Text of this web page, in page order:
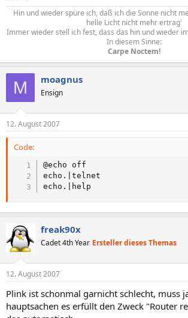
Hin und wieder spüre ich, daß ich die Sonne nicht
helle Licht nicht mehr ertrag'
Immer wieder stell ich fest, dass das hin und wieder
In diesem Sinne:
Carpe Noctem!
M moagnus
Ensign
12. August 2007
Code:
@echo off
echo.|telnet
echo.|help
freak90x
Cadet 4th Year Ersteller dieses Themas
12. August 2007
Plink ist schonmal garnicht schlecht, muss
hauptsachen es erfüllt den Zweck "Router